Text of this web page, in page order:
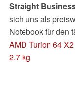
Straight
sich uns als
Notebook für den
geringen
Ergnonomie und
AMD Turion 64
2.7 kg